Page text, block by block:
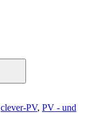
clever-PV, PV - und